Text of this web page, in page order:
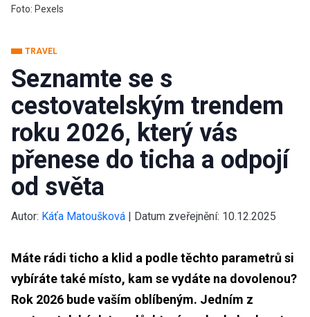
Foto: Pexels
TRAVEL
Seznamte se s
cestovatelským trendem
roku 2026, který vás
přenese do ticha a odpojí
od světa
Autor: Káťa Matoušková | Datum zveřejnění: 10.12.2025
Máte rádi ticho a klid a podle těchto parametrů si
vybíráte také místo, kam se vydáte na dovolenou?
Rok 2026 bude vaším oblíbeným. Jedním z